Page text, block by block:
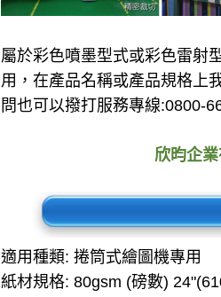
屬於彩色噴墨型式或彩色雷射
用，在產品名稱或產品規格上
問也可以撥打服務專線:0800-
欣昀企
適用種類: 捲筒式繪圖機專用
紙材規格: 80gsm (磅數)